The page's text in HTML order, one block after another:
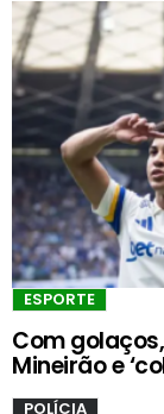
ESPORTE
Com
Mineirão e
POLÍCIA